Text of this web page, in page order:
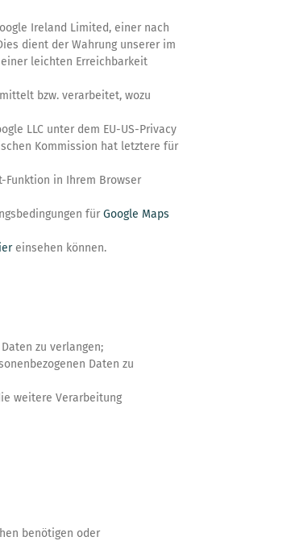
Ireland Limited, einer nach
dient der Wahrung unserer im
leichten Erreichbarkeit
bzw. verarbeitet, wozu
LLC unter dem EU-US-Privacy
Kommission hat letztere für
Funktion in Ihrem Browser
für Google Maps
einsehen können.
zu verlangen;
Daten zu
weitere Verarbeitung
benötigen oder